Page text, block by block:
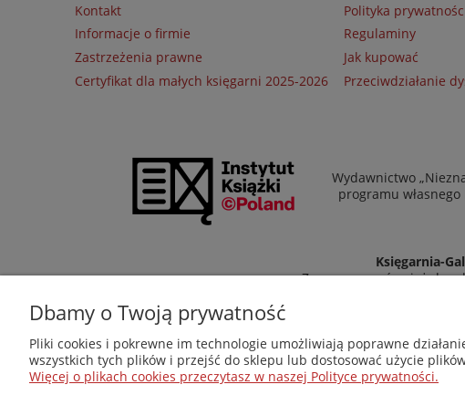
Kontakt
Informacje o firmie
Zastrzeżenia prawne
Certyfikat dla małych księgarni 2025-2026
Polityka
Regulaminy
Jak kupować
Przeciwdziałanie
Wydawnictwo
programu
Księgarnia-
Zapraszamy również do
Dbamy o Twoją prywatność
Pliki cookies i pokrewne im technologie umożliwiają poprawne
wszystkich tych plików i przejść do sklepu lub dostosować użycie
Więcej o plikach cookies przeczytasz w naszej Polityce prywatności.